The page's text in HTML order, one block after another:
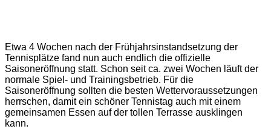
Etwa 4 Wochen nach der Frühjahrsinstandsetzung der
Tennisplätze fand nun auch endlich die offizielle
Saisoneröffnung statt. Schon seit ca. zwei Wochen läuft der
normale Spiel- und Trainingsbetrieb. Für die
Saisoneröffnung sollten die besten Wettervoraussetzungen
herrschen, damit ein schöner Tennistag auch mit einem
gemeinsamen Essen auf der tollen Terrasse ausklingen
kann.